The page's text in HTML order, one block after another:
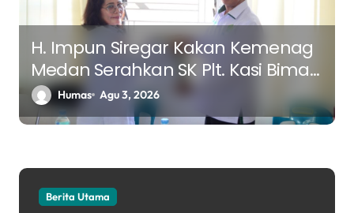
H. Impun Siregar Kakan Kemenag
Medan Serahkan SK Plt. Kasi Bimas
Kristen, Tekankan Keberlanjutan
Program dan Sinergi Pelayanan
Humas Agu 3, 2026
Berita Utama